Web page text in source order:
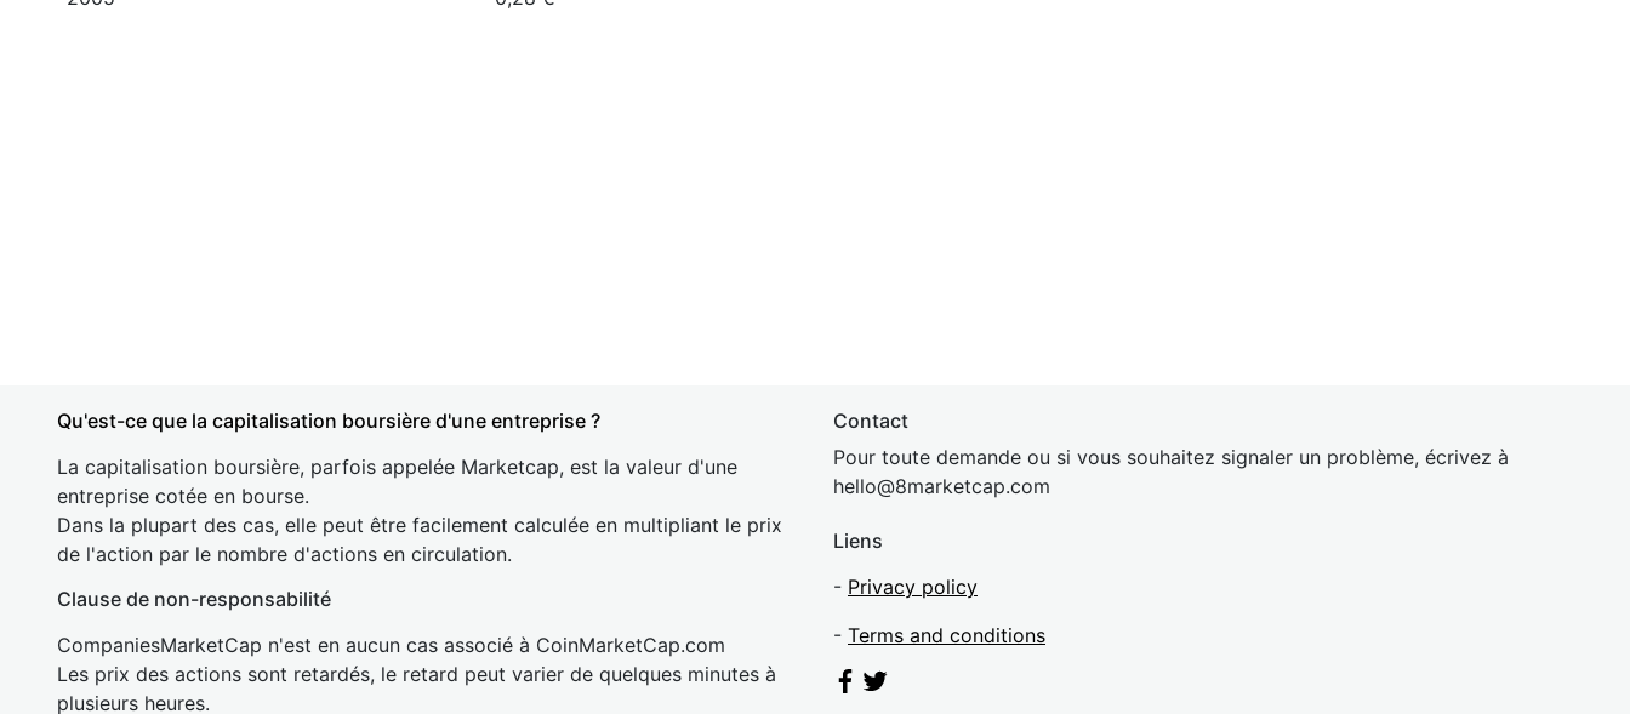
Qu'est-ce que la capitalisation boursière d'une entreprise ?
La capitalisation boursière, parfois appelée Marketcap, est la valeur d'une
entreprise cotée en bourse.
Dans la plupart des cas, elle peut être facilement calculée en multipliant le prix
de l'action par le nombre d'actions en circulation.
Clause de non-responsabilité
CompaniesMarketCap n'est en aucun cas associé à CoinMarketCap.com
Les prix des actions sont retardés, le retard peut varier de quelques minutes à
plusieurs heures.
Contact
Pour toute demande ou si vous souhaitez signaler un problème, écrivez à
hello@8marketcap.com
Liens
- Privacy policy
- Terms and conditions